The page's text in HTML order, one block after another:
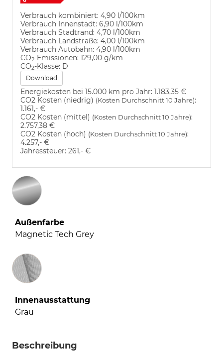
Verbrauch kombiniert: 4,90 l/100km
Verbrauch Innenstadt: 6,90 l/100km
Verbrauch Stadtrand: 4,70 l/100km
Verbrauch Landstraße: 4,00 l/100km
Verbrauch Autobahn: 4,90 l/100km
CO2-Emissionen: 129,00 g/km
CO2-Klasse: D
Download
Energiekosten bei 15.000 km pro Jahr: 1.183,35 €
CO2 Kosten (niedrig) (Kosten Durchschnitt 10 Jahre):
1.161,- €
CO2 Kosten (mittel) (Kosten Durchschnitt 10 Jahre):
2.757,38 €
CO2 Kosten (hoch) (Kosten Durchschnitt 10 Jahre):
4.257,- €
Jahressteuer: 261,- €
Außenfarbe
Magnetic Tech Grey
Innenausstattung
Innenausstattung
Grau
Beschreibung